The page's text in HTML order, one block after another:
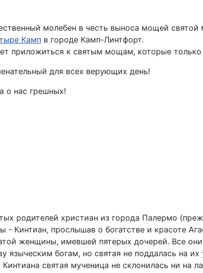
молебен в честь выноса мощей
Камп в городе Камп-Линтфорт.
приложиться к святым мощам, которые только
для всех верующих день!
о нас грешных!
родителей христиан из города Палермо
Кинтиан, прослышав о богатстве и красоте
женщины, имевшей пятерых дочерей. Все
богам, но святая не поддалась на
святая мученица не склонилась ни на